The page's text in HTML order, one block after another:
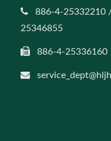
886-4-25332210
25346855
886-4-25336160